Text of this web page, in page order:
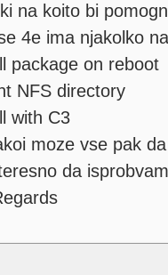
na koito bi
4e ima njakolko
package on reboot
NFS directory
with C3
moze vse pak
da